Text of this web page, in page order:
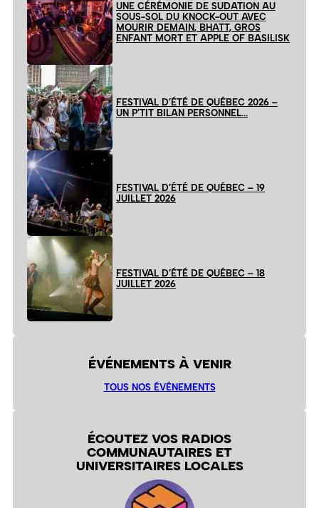
UNE CÉRÉMONIE DE SUDATION AU
SOUS-SOL DU KNOCK-OUT AVEC
MOURIR DEMAIN, BHATT, GROS
ENFANT MORT ET APPLE OF BASILISK
FESTIVAL D’ÉTÉ DE QUÉBEC 2026 –
UN P’TIT BILAN PERSONNEL…
FESTIVAL D’ÉTÉ DE QUÉBEC – 19
JUILLET 2026
FESTIVAL D’ÉTÉ DE QUÉBEC – 18
JUILLET 2026
ÉVÉNEMENTS À VENIR
TOUS NOS ÉVÉNEMENTS
ÉCOUTEZ VOS RADIOS
COMMUNAUTAIRES ET
UNIVERSITAIRES LOCALES